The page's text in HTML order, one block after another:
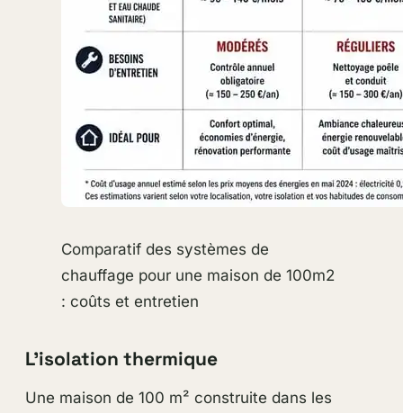
Comparatif des systèmes de
chauffage pour une maison de 100m2
: coûts et entretien
L’isolation thermique
Une maison de 100 m² construite dans les